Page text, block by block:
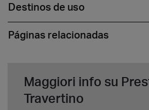
Destinos de uso
Páginas relacionadas
Maggiori info su
Travertino